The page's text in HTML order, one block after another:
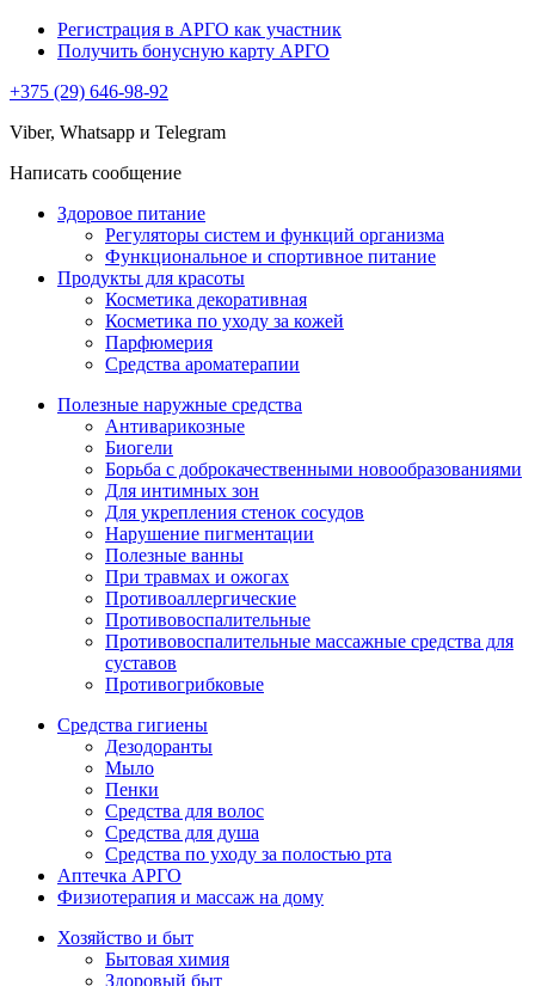
Регистрация в АРГО как участник
Получить бонусную карту АРГО
+375 (29) 646-98-92
Viber, Whatsapp и Telegram
Написать сообщение
Здоровое питание
Регуляторы систем и функций организма
Функциональное и спортивное питание
Продукты для красоты
Косметика декоративная
Косметика по уходу за кожей
Парфюмерия
Средства ароматерапии
Полезные наружные средства
Антиварикозные
Биогели
Борьба с доброкачественными новообразованиями
Для интимных зон
Для укрепления стенок сосудов
Нарушение пигментации
Полезные ванны
При травмах и ожогах
Противоаллергические
Противовоспалительные
Противовоспалительные массажные средства для
суставов
Противогрибковые
Средства гигиены
Дезодоранты
Мыло
Пенки
Средства для волос
Средства для душа
Средства по уходу за полостью рта
Аптечка АРГО
Физиотерапия и массаж на дому
Хозяйство и быт
Бытовая химия
Здоровый быт